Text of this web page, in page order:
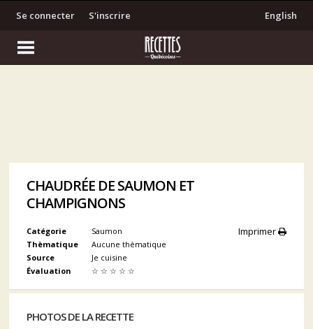
S'inscrire
Se connecter English
CHAUDRÉE DE SAUMON ET
CHAMPIGNONS
Imprimer
Catégorie
Saumon
Thèmatique
Aucune thèmatique
Source
Je cuisine
Évaluation
☆ ☆ ☆ ☆ ☆
PHOTOS DE LA RECETTE